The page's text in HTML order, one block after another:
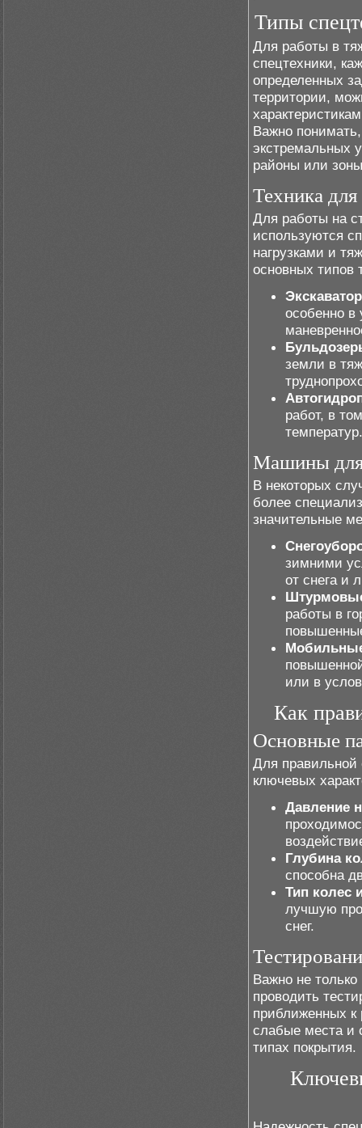
Типы
Для работы в
спецтехники,
определенных
территории,
Важно
экстремальных
районы или
Техника
Для работы на
используются
нагрузками и
основных типов
особенно в
земли в
работ, в
температур.
Машины для
В некоторых
более
значительные
зимними
от снега и
работы в
или в
Как
Основные
Для правильной
ключевых
Давление
Глубина
способна
Тип колес
лучшую
снег.
Важно не только
проводить
приближенных к
слабые места и
типах покрытия.